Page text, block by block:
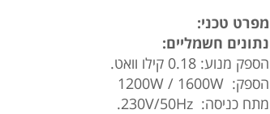
מפרט טכני:
נתונים חשמליים:
הספק מנוע: 0.18 קילו וואט.
הספק: 1200W / 1600W
מתח כניסה: 230V/50Hz.